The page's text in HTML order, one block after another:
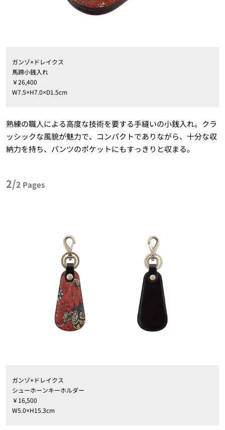
ガンゾ×ドレイクス
馬蹄小銭入れ
￥26,400
W7.5×H7.0×D1.5cm
熟練の職人による高度な技術を要する手縫いの小銭入れ。クラ
ッシックな風貌が魅力で、コンパクトでありながら、十分な収
納力を持ち、パンツのポケットにもすっきりと収まる。
2/2 Pages
ガンゾ×ドレイクス
シューホーンキーホルダー
￥16,500
W5.0×H15.3cm